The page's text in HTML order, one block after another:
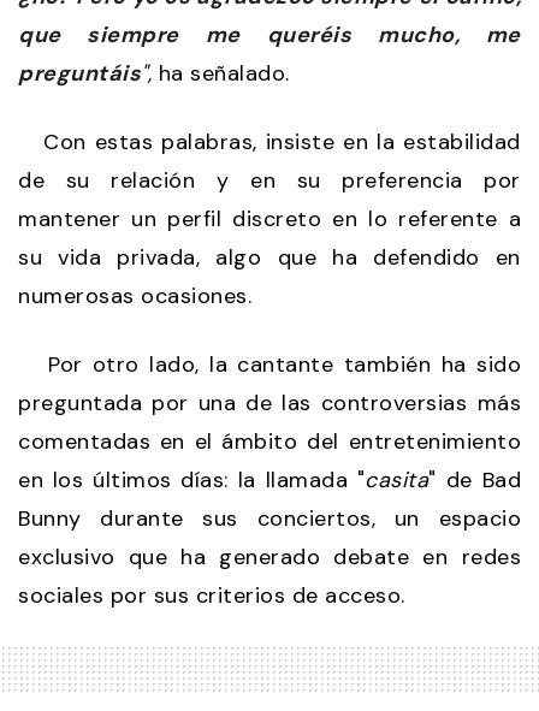
que siempre me queréis mucho, me
preguntáis", ha señalado.
Con estas palabras, insiste en la estabilidad
de su relación y en su preferencia por
mantener un perfil discreto en lo referente a
su vida privada, algo que ha defendido en
numerosas ocasiones.
Por otro lado, la cantante también ha sido
preguntada por una de las controversias más
comentadas en el ámbito del entretenimiento
en los últimos días: la llamada "casita" de Bad
Bunny durante sus conciertos, un espacio
exclusivo que ha generado debate en redes
sociales por sus criterios de acceso.